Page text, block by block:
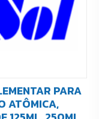
PARA
ATÔMICA,